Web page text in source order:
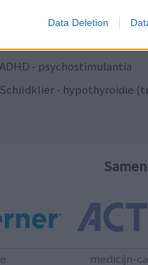
Data Deletion
Antibiotica - penicillines
ADHD - psychostimulantia
Schildklier - hypothyroidie
medicijn-